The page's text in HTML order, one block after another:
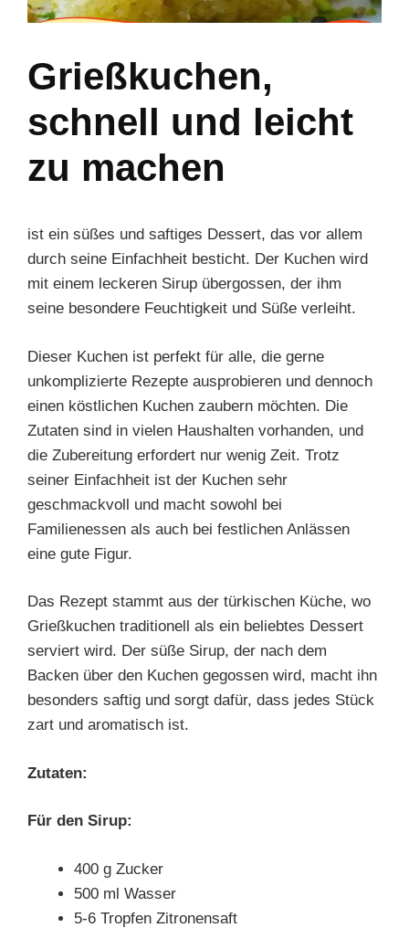
Grießkuchen,
schnell und leicht
zu machen
ist ein süßes und saftiges Dessert, das vor allem
durch seine Einfachheit besticht. Der Kuchen wird
mit einem leckeren Sirup übergossen, der ihm
seine besondere Feuchtigkeit und Süße verleiht.
Dieser Kuchen ist perfekt für alle, die gerne
unkomplizierte Rezepte ausprobieren und dennoch
einen köstlichen Kuchen zaubern möchten. Die
Zutaten sind in vielen Haushalten vorhanden, und
die Zubereitung erfordert nur wenig Zeit. Trotz
seiner Einfachheit ist der Kuchen sehr
geschmackvoll und macht sowohl bei
Familienessen als auch bei festlichen Anlässen
eine gute Figur.
Das Rezept stammt aus der türkischen Küche, wo
Grießkuchen traditionell als ein beliebtes Dessert
serviert wird. Der süße Sirup, der nach dem
Backen über den Kuchen gegossen wird, macht ihn
besonders saftig und sorgt dafür, dass jedes Stück
zart und aromatisch ist.
Zutaten:
Für den Sirup:
400 g Zucker
500 ml Wasser
5-6 Tropfen Zitronensaft